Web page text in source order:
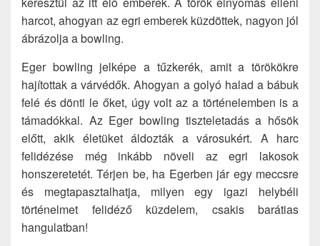
harcot, ahogyan az egri emberek küzdöttek, nagyon jól
ábrázolja a bowling.
Eger bowling jelképe a tűzkerék, amit a törökökre
hajítottak a várvédők. Ahogyan a golyó halad a bábuk
felé és dönti le őket, úgy volt az a történelemben is a
támadókkal. Az Eger bowling tiszteletadás a hősök
előtt, akik életüket áldozták a városukért. A harc
felidézése még inkább növeli az egri lakosok
honszeretetét. Térjen be, ha Egerben jár egy meccsre
és megtapasztalhatja, milyen egy igazi helybéli
történelmet felidéző küzdelem, csakis barátias
hangulatban!